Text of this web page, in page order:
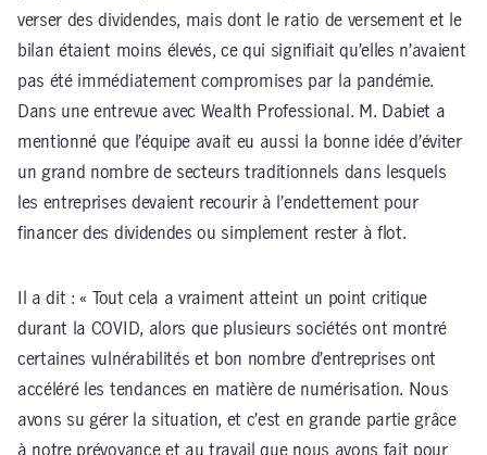
verser des dividendes, mais dont le ratio de versement et le
bilan étaient moins élevés, ce qui signifiait qu’elles n’avaient
pas été immédiatement compromises par la pandémie.
Dans une entrevue avec Wealth Professional. M. Dabiet a
mentionné que l’équipe avait eu aussi la bonne idée d’éviter
un grand nombre de secteurs traditionnels dans lesquels
les entreprises devaient recourir à l’endettement pour
financer des dividendes ou simplement rester à flot.
Il a dit : « Tout cela a vraiment atteint un point critique
durant la COVID, alors que plusieurs sociétés ont montré
certaines vulnérabilités et bon nombre d’entreprises ont
accéléré les tendances en matière de numérisation. Nous
avons su gérer la situation, et c’est en grande partie grâce
à notre prévoyance et au travail que nous avons fait pour